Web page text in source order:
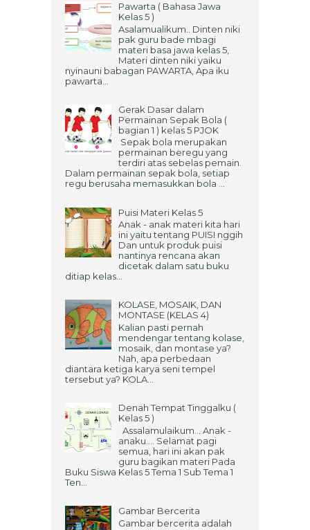
Pawarta ( Bahasa Jawa
Kelas 5 )
Asalamualikum.. Dinten niki
pak guru bade mbagi
materi basa jawa kelas 5,
Materi dinten niki yaiku
nyinauni babagan PAWARTA, Apa iku
pawarta...
Gerak Dasar dalam
Permainan Sepak Bola (
bagian 1 ) kelas 5 PJOK
Sepak bola merupakan
permainan beregu yang
terdiri atas sebelas pemain.
Dalam permainan sepak bola, setiap
regu berusaha memasukkan bola ...
Puisi Materi Kelas 5
Anak - anak materi kita hari
ini yaitu tentang PUISI nggih
Dan untuk produk puisi
nantinya rencana akan
dicetak dalam satu buku
ditiap kelas...
KOLASE, MOSAIK, DAN
MONTASE (KELAS 4)
Kalian pasti pernah
mendengar tentang kolase,
mosaik, dan montase ya?
Nah, apa perbedaan
diantara ketiga karya seni tempel
tersebut ya? KOLA...
Denah Tempat Tinggalku (
Kelas 5 )
Assalamulaikum... Anak -
anaku.... Selamat pagi
semua, hari ini akan pak
guru bagikan materi Pada
Buku Siswa Kelas 5 Tema 1 Sub Tema 1
Ten...
Gambar Bercerita
Gambar bercerita adalah